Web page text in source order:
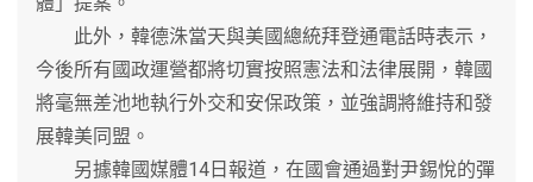
此外，韓德洙當天與美國總統拜登通電話時表示，
今後所有國政運營都將切實按照憲法和法律展開，韓國
將毫無差池地執行外交和安保政策，並強調將維持和發
展韓美同盟。
另據韓國媒體14日報道，在國會通過對尹錫悅的彈